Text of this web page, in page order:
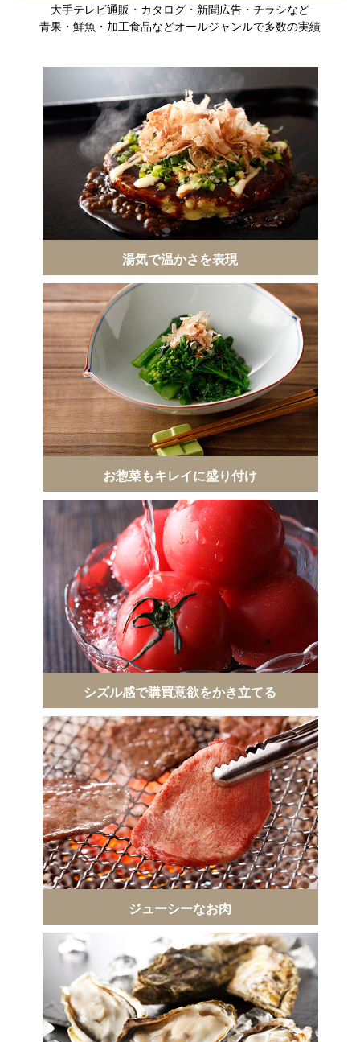
大手テレビ通販・カタログ・新聞広告・チラシなど
青果・鮮魚・加工食品などオールジャンルで多数の実績
湯気で温かさを表現
お惣菜もキレイに盛り付け
シズル感で購買意欲をかき立てる
ジューシーなお肉